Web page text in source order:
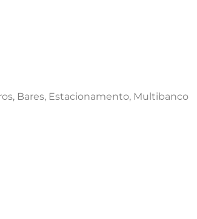
Bares, Estacionamento, Multibanco